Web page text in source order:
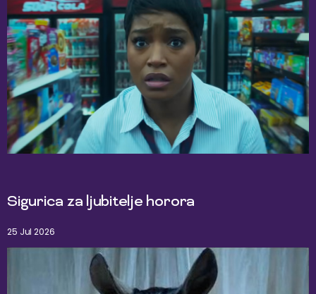
Sigurica za ljubitelje horora
25 Jul 2026